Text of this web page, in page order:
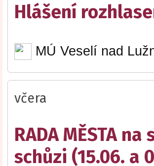
Hlášení
MÚ Veselí nad
včera
RADA MĚSTA na
schůzi (15.06. a